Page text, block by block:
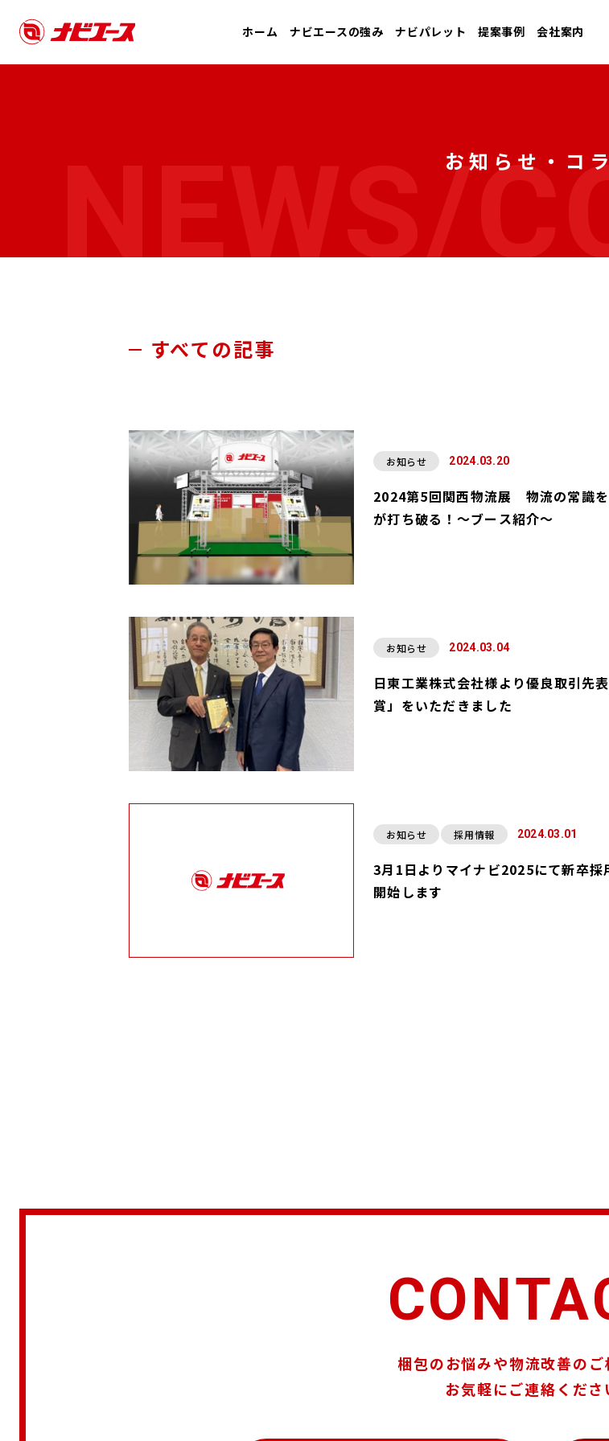
ホーム ナビエースの強み ナビパレット 提案事例 会社案内
お知らせ・コ
NEWS/
すべての記事
お知らせ 2024.03.20
2024第5回関西物流展 物流の常識
が打ち破る！～ブース紹介～
お知らせ 2024.03.04
日東工業株式会社様より優良取引先
賞」をいただきました
お知らせ 採用情報 2024.03.01
3月1日よりマイナビ2025にて新卒採
開始します
梱包のお悩みや物流改善のご
お気軽にご連絡くださ